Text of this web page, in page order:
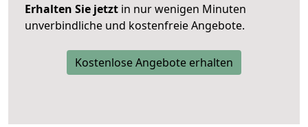
Erhalten Sie jetzt in nur wenigen Minuten
unverbindliche und kostenfreie Angebote.
Kostenlose Angebote erhalten